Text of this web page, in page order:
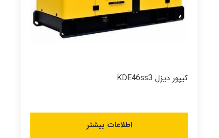
کیپور دیزل KDE46ss3
اطلاعات بیشتر